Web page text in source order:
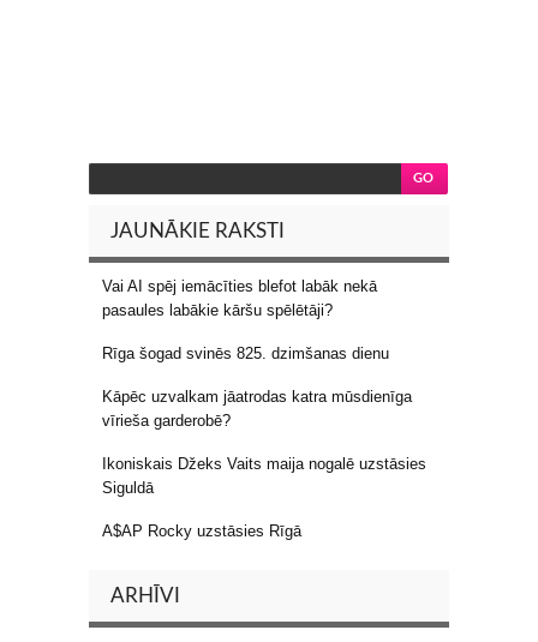
JAUNĀKIE RAKSTI
Vai AI spēj iemācīties blefot labāk nekā
pasaules labākie kāršu spēlētāji?
Rīga šogad svinēs 825. dzimšanas dienu
Kāpēc uzvalkam jāatrodas katra mūsdienīga
vīrieša garderobē?
Ikoniskais Džeks Vaits maija nogalē uzstāsies
Siguldā
A$AP Rocky uzstāsies Rīgā
ARHĪVI